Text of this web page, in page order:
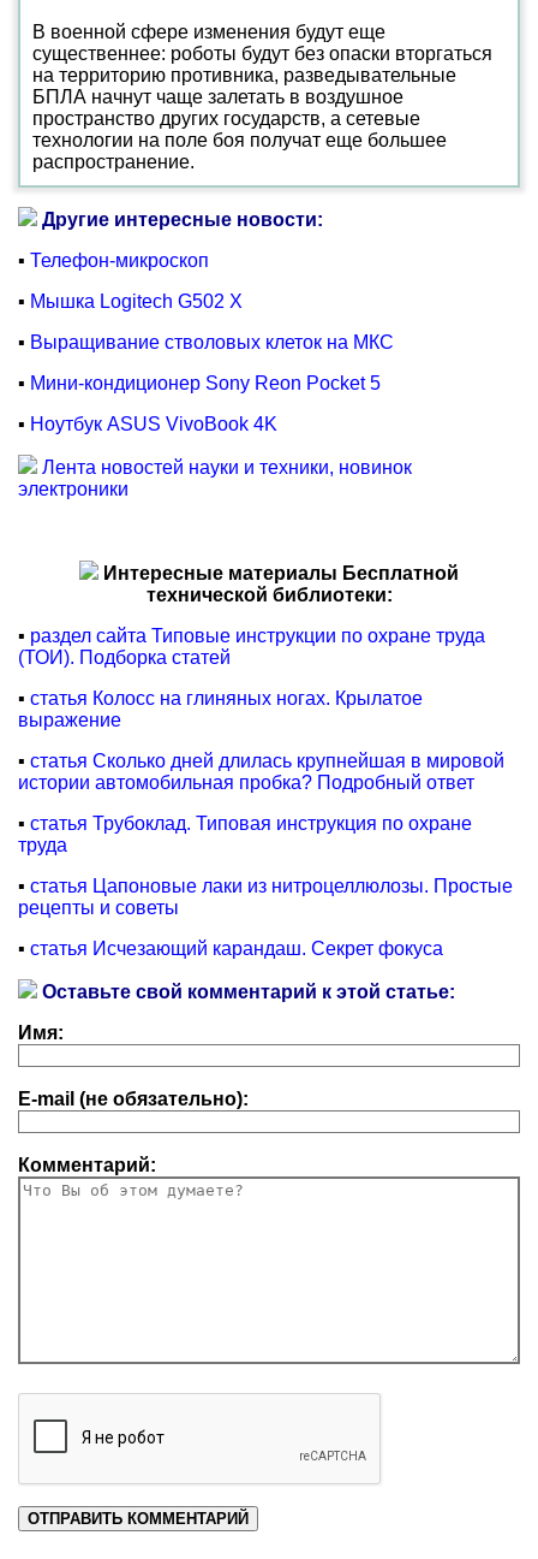
В военной сфере изменения будут еще
существеннее: роботы будут без опаски вторгаться
на территорию противника, разведывательные
БПЛА начнут чаще залетать в воздушное
пространство других государств, а сетевые
технологии на поле боя получат еще большее
распространение.
Другие интересные новости:
▪ Телефон-микроскоп
▪ Мышка Logitech G502 X
▪ Выращивание стволовых клеток на МКС
▪ Мини-кондиционер Sony Reon Pocket 5
▪ Ноутбук ASUS VivoBook 4K
Лента новостей науки и техники, новинок
электроники
Интересные материалы Бесплатной
технической библиотеки:
▪ раздел сайта Типовые инструкции по охране труда
(ТОИ). Подборка статей
▪ статья Колосс на глиняных ногах. Крылатое
выражение
▪ статья Сколько дней длилась крупнейшая в мировой
истории автомобильная пробка? Подробный ответ
▪ статья Трубоклад. Типовая инструкция по охране
труда
▪ статья Цапоновые лаки из нитроцеллюлозы. Простые
рецепты и советы
▪ статья Исчезающий карандаш. Секрет фокуса
Оставьте свой комментарий к этой статье:
Имя:
E-mail (не обязательно):
Комментарий: